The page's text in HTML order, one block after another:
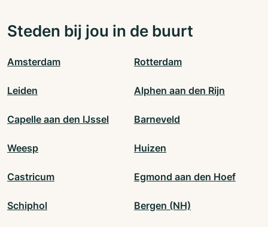
Steden bij jou in de buurt
Amsterdam Rotterdam
Leiden Alphen aan den Rijn
Capelle aan den IJssel Barneveld
Weesp Huizen
Castricum Egmond aan den Hoef
Schiphol Bergen (NH)